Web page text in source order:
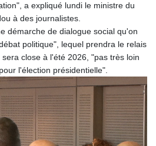
a expliqué lundi le ministre du
à des journalistes.
démarche de dialogue social qu'on
politique", lequel prendra le relais
close à l'été 2026, "pas très loin
l'élection présidentielle".